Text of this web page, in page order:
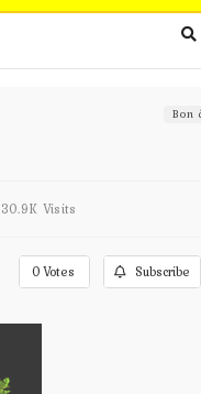
Bon
30.9K Visits
0Votes Subscribe